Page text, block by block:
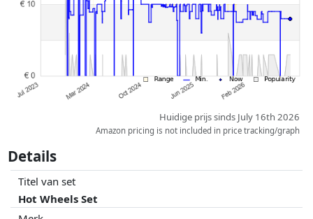
kunnen historische prestaties de volgorde beïnvloeden.
Huidige prijs sinds July 16th 2026
Amazon pricing is not included in price tracking/graph
Details
Titel van set
Hot Wheels Set